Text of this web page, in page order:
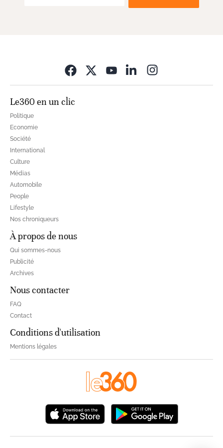
Le360 en un clic
Politique
Economie
Société
International
Culture
Médias
Automobile
People
Lifestyle
Nos chroniqueurs
À propos de nous
Qui sommes-nous
Publicité
Archives
Nous contacter
FAQ
Contact
Conditions d'utilisation
Mentions légales